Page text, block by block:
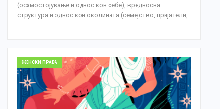
(осамостојување и однос кон себе), вредносна
структура и однос кон околината (семејство, пријатели,
…
ЖЕНСКИ ПРАВА